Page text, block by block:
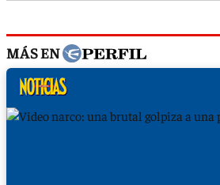
MÁS EN